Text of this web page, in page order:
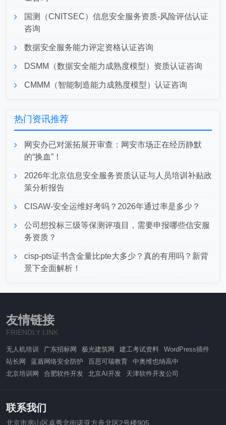
国测（CNITSEC）信息安全服务资质-风险评估认证
咨询
数据安全服务能力评定资格认证咨询
DSMM（数据安全能力成熟度模型）资质认证咨询
CMMM（智能制造能力成熟度模型）认证咨询
热门资讯推荐
网安办已对派拓展开审查：网安市场正在经历静默
的“换血”！
2026年北京信息安全服务资质认证与人员培训补贴政
策分析报告
CISAW-安全运维好考吗？2026年通过率是多少？
公司想投标三级等保测评项目，需要申报哪些信安服
务资质？
cisp-pts证书含金量比pte大多少？真的有用吗？新背
景下全面解析！
友情链接
FRIENDLY LINK
无人机培训 广东招标网 极光建筑网 建工考试资料
WordPress插件
站长网
蓝盾网络安全防护 百思可瑞教育
中奥维也纳高中
北京培训网
合肥软件开发 北京AI开发 天津软件开发公司
联系我们
北京市房山区卓秀北街诺亚方舟北区2号楼905